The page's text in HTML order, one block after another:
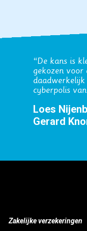
“Onze
werken in
Rudmer
Zakelijke verzekeringen